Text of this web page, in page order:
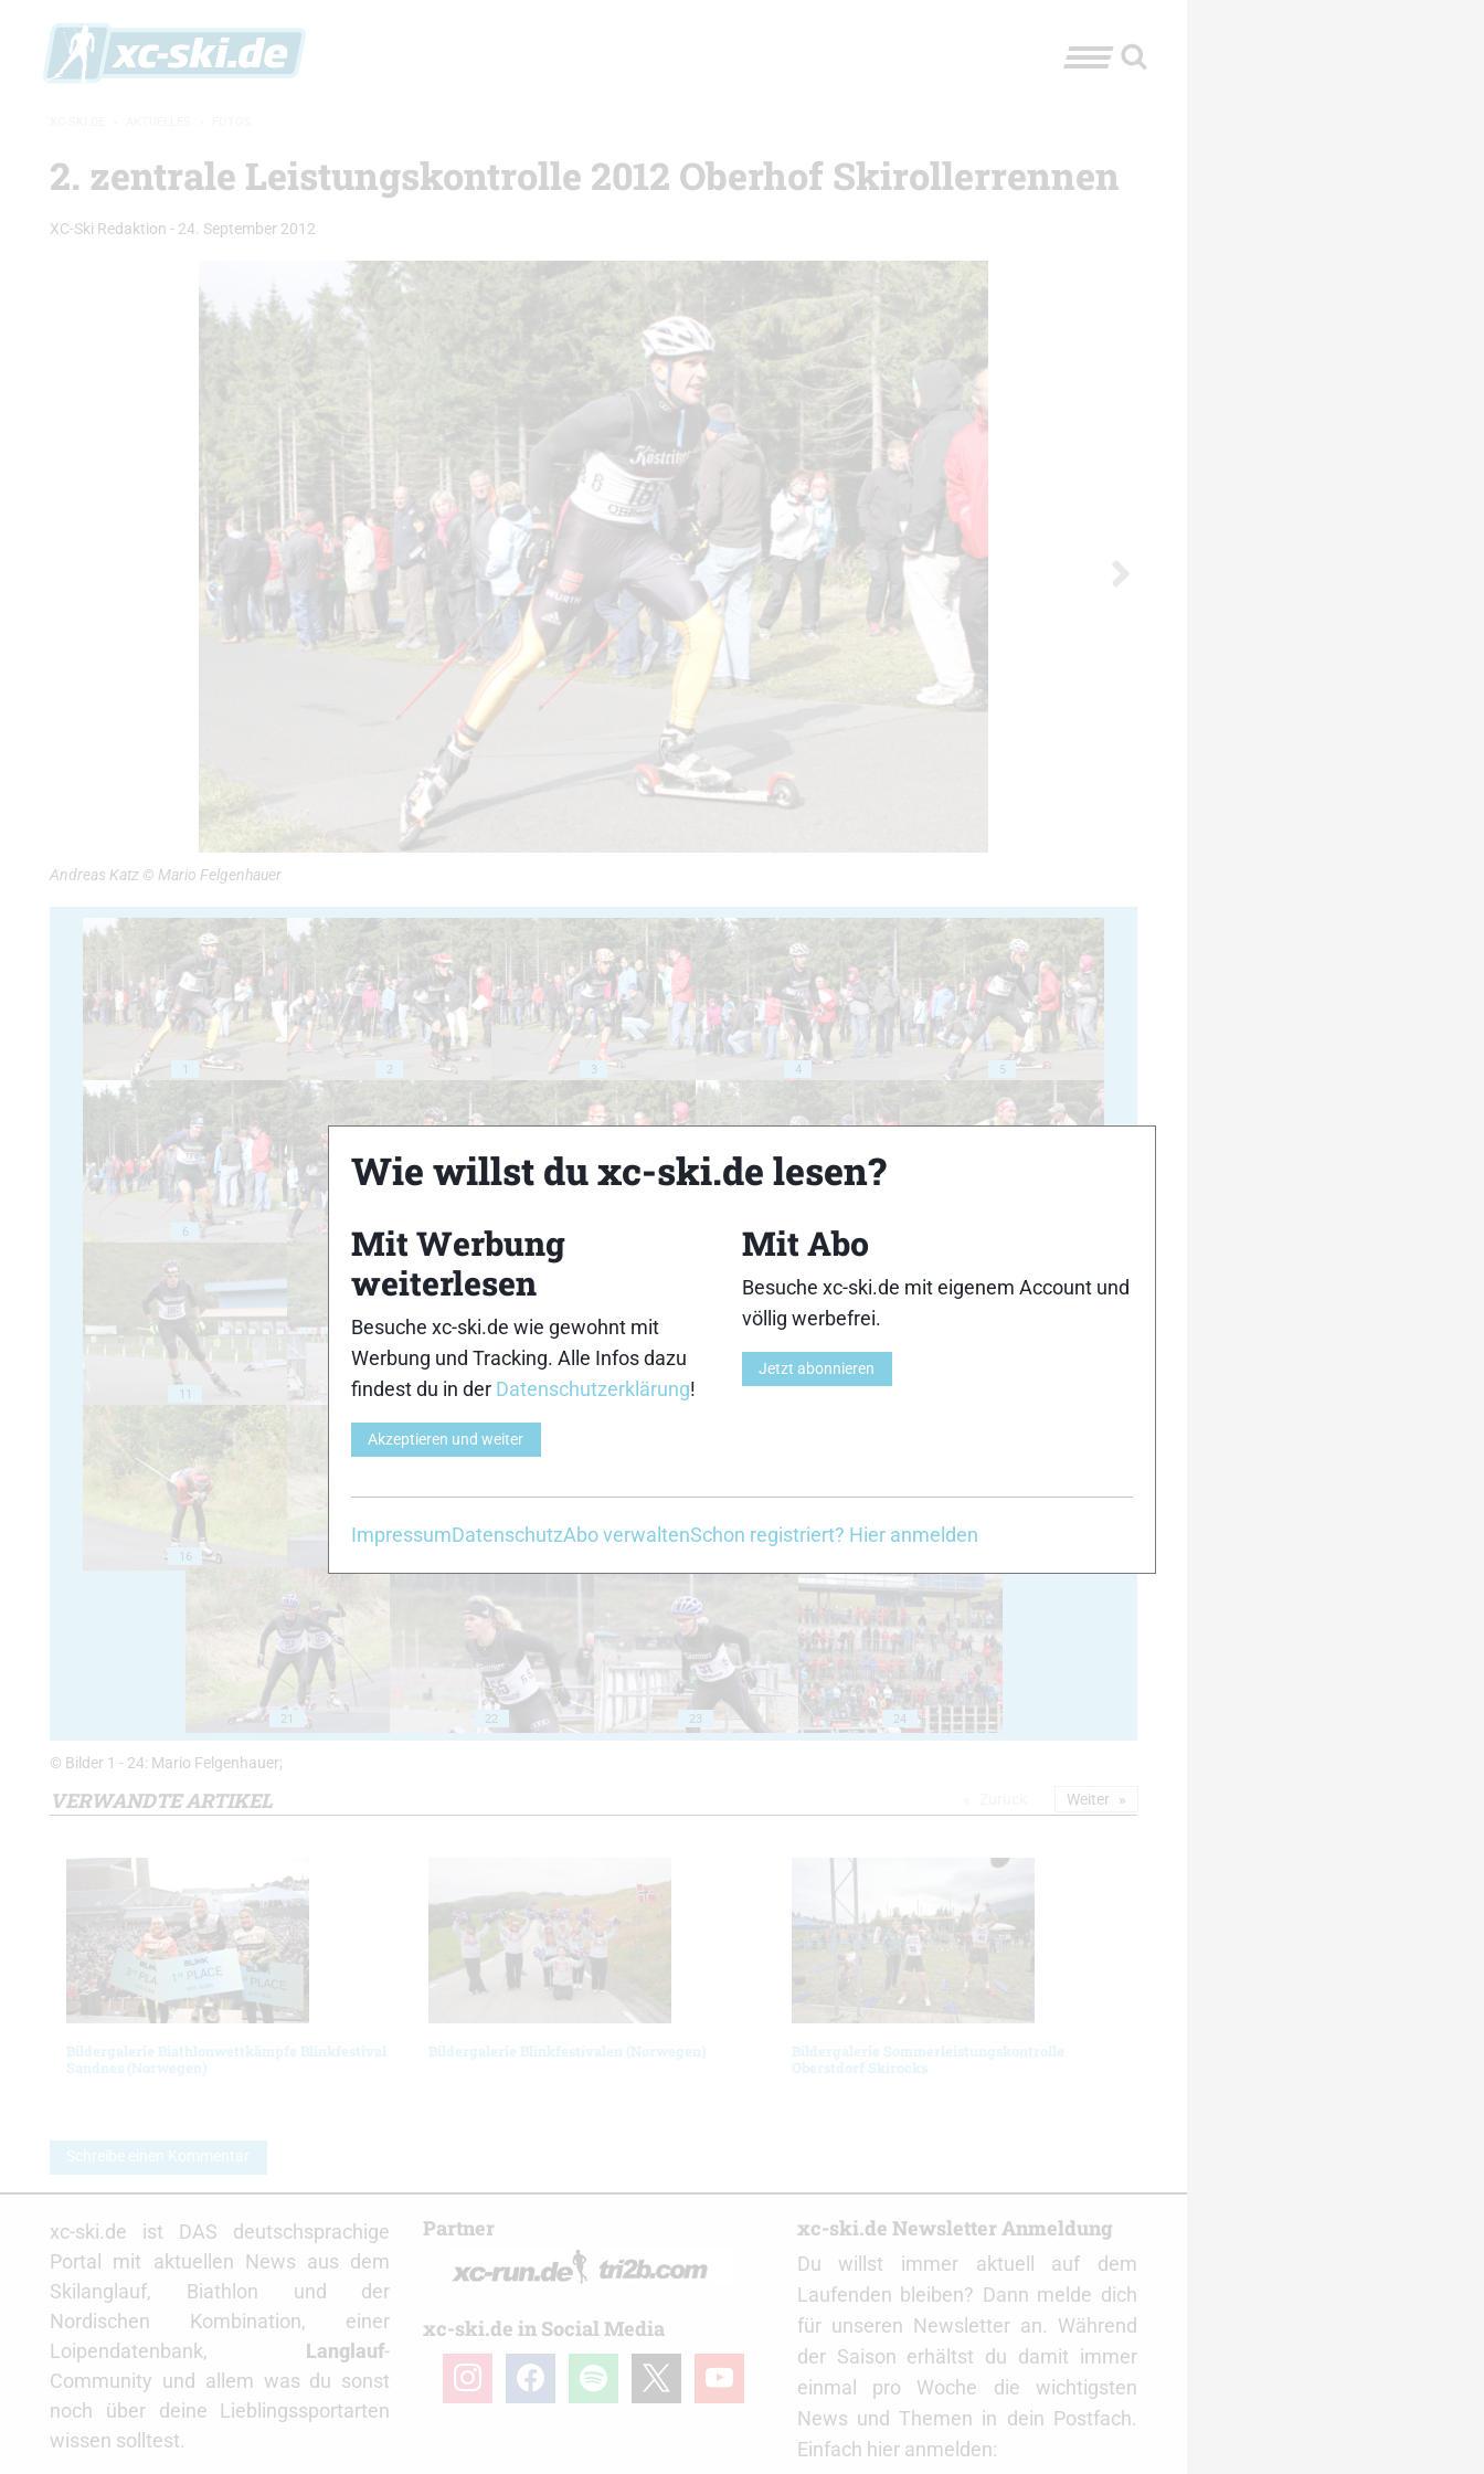
2. zentrale Leistungskontrolle 2012 Oberhof Skirollerrennen
XC-Ski Redaktion - 24. September 2012
Andreas Katz © Mario Felgenhauer
1 2 3 4 5
6 7 9
11 12 13
16
21 22 23 24
© Bilder 1 - 24: Mario Felgenhauer;
VERWANDTE ARTIKEL
Bildergalerie Biathlonwettkämpfe Blinkfestival
Sandnes (Norwegen)
Bildergalerie Blinkfestivalen (Norwegen)
Bildergalerie Sommerleistungskontrolle
Oberstdorf Skirocks
Weiter
Schreibe einen Kommentar
xc-ski.de ist DAS deutschsprachige
Portal mit aktuellen News aus dem
Skilanglauf, Biathlon und der
Nordischen Kombination, einer
Loipendatenbank, Langlauf-
Community und allem was du sonst
noch über deine Lieblingssportarten
wissen solltest.
Partner
xc-ski.de in Social Media
instagramfacebookspotify youtube
xc-ski.de Newsletter Anmeldung
Du willst immer aktuell auf dem
Laufenden bleiben? Dann melde dich
für unseren Newsletter an. Während
der Saison erhältst du damit immer
einmal pro Woche die wichtigsten
News und Themen in dein Postfach.
Einfach hier anmelden:
Wie willst du xc-ski.de lesen?
Mit Werbung
weiterlesen
Besuche xc-ski.de wie gewohnt mit
Werbung und Tracking. Alle Infos dazu
findest du in der Datenschutzerklärung!
Akzeptieren und weiter
Mit Abo
Besuche xc-ski.de mit eigenem Account und
völlig werbefrei.
Jetzt abonnieren
ImpressumDatenschutzAbo verwaltenSchon registriert? Hier anmelden